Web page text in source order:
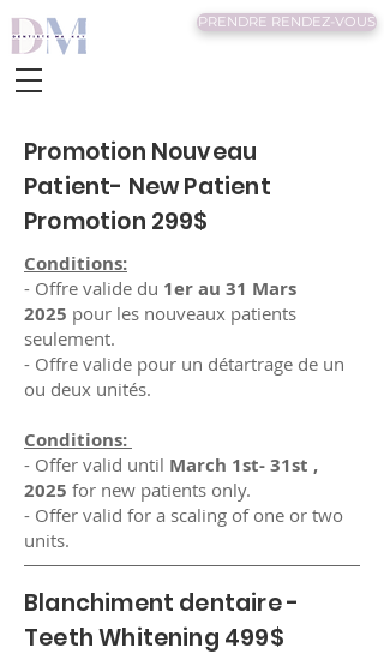
PRENDRE RENDEZ-VOUS
Promotion Nouveau
Patient- New Patient
Promotion 299$
Conditions:
- Offre valide du 1er au 31 Mars
2025 pour les nouveaux patients
seulement.
- Offre valide pour un détartrage de un
ou deux unités.
Conditions:
- Offer valid until March 1st- 31st ,
2025 for new patients only.
- Offer valid for a scaling of one or two
units.
Blanchiment dentaire -
Teeth Whitening 499$